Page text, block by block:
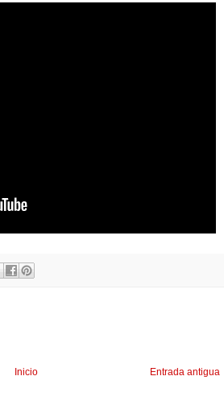
Entrada antigua
Inicio